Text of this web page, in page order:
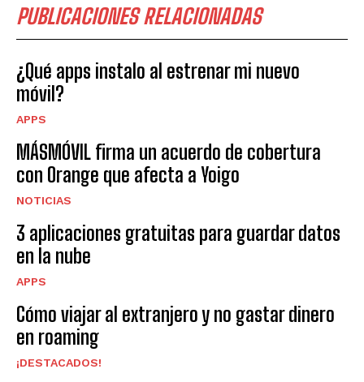
PUBLICACIONES RELACIONADAS
¿Qué apps instalo al estrenar mi nuevo
móvil?
APPS
MÁSMÓVIL firma un acuerdo de cobertura
con Orange que afecta a Yoigo
NOTICIAS
3 aplicaciones gratuitas para guardar datos
en la nube
APPS
Cómo viajar al extranjero y no gastar dinero
en roaming
¡DESTACADOS!